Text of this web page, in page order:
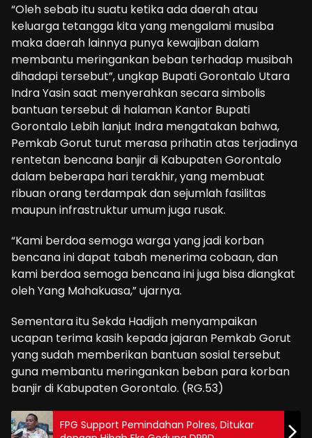
“Oleh sebab itu suatu ketika ada daerah atau
keluarga tetangga kita yang mengalami musiba
maka daerah lainnya punya kewajiban dalam
membantu meringankan beban terhadap musibah
dihadapi tersebut”, ungkap Bupati Gorontalo Utara
Indra Yasin saat menyerahkan secara simbolis
bantuan tersebut di halaman Kantor Bupati
Gorontalo Lebih lanjut Indra mengatakan bahwa,
Pemkab Gorut turut merasa prihatin atas terjadinya
rentetan bencana banjir di Kabupaten Gorontalo
dalam beberapa hari terakhir, yang membuat
ribuan orang terdampak dan sejumlah fasilitas
maupun infrastruktur umum juga rusak.
“Kami berdoa semoga warga yang jadi korban
bencana ini dapat tabah menerima cobaan, dan
kami berdoa semoga bencana ini juga bisa diangkat
oleh Yang Mahakuasa,” ujarnya.
Sementara itu Sekda Hadijah menyampaikan
ucapan terima kasih kepada jajaran Pemkab Gorut
yang sudah memberikan bantuan sosial tersebut
guna membantu meringankan beban para korban
banjir di Kabupaten Gorontalo. (RG.53)
FPG Support Pemindahan Polres, Ditukar